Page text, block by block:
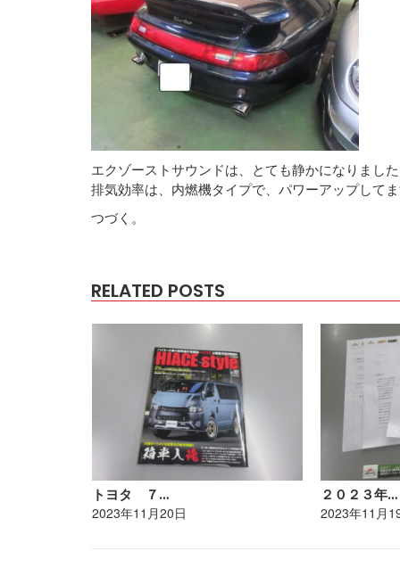
エクゾーストサウンドは、とても静かになりまし
排気効率は、内燃機タイプで、パワーアップして
つづく。
RELATED POSTS
トヨタ ７…
2023年11月20日
２０２３年…
2023年11月